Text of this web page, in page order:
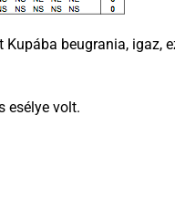
beugrania, igaz,
esélye volt.